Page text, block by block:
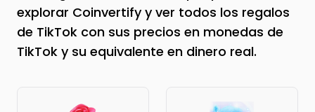
explorar Coinvertify y ver todos los regalos
de TikTok con sus precios en monedas de
TikTok y su equivalente en dinero real.